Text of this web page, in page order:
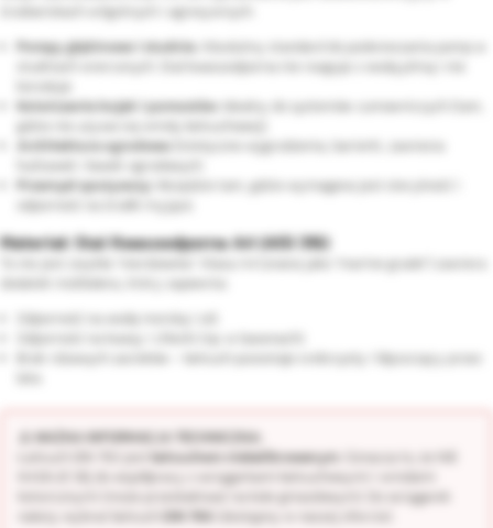
środowiskach wilgotnych i agresywnych:
Pompy głębinowe i studnie: Absolutny standard do podwieszania pomp w
studniach wierconych. Stal kwasoodporna nie reaguje z wodą pitną i nie
Kotwiczenie bojek i pomostów:
Idealny do systemów cumowniczych (tam,
Architektura ogrodowa:
Estetyczne wygrodzenia, barierki, zawiesia
huśtawek i ławek ogrodowych.
Przemysł spożywczy:
Wszędzie tam, gdzie wymagana jest sterylność i
Materiał: Stal Kwasoodporna A4 (AISI 316)
To nie jest zwykła "nierdzewka". Klasa A4 (znana jako "marine grade") zawiera
dodatek molibdenu, który zapewnia:
Odporność na wodę morską i sól.
Odporność na kwasy i chlorki (np. w basenach).
Brak rdzawych zacieków – łańcuch pozostaje srebrzysty i błyszczący przez
⚠️ WAŻNA INFORMACJA TECHNICZNA:
łańcuchem niekalibrowanym
. Oznacza to, że NIE
NADAJE SIĘ do współpracy z wciągarkami łańcuchowymi i windami
kotwicznymi (może przeskakiwać na kole gniazdowym). Do wciągarek
DIN 766 (dostępny w naszej ofercie).